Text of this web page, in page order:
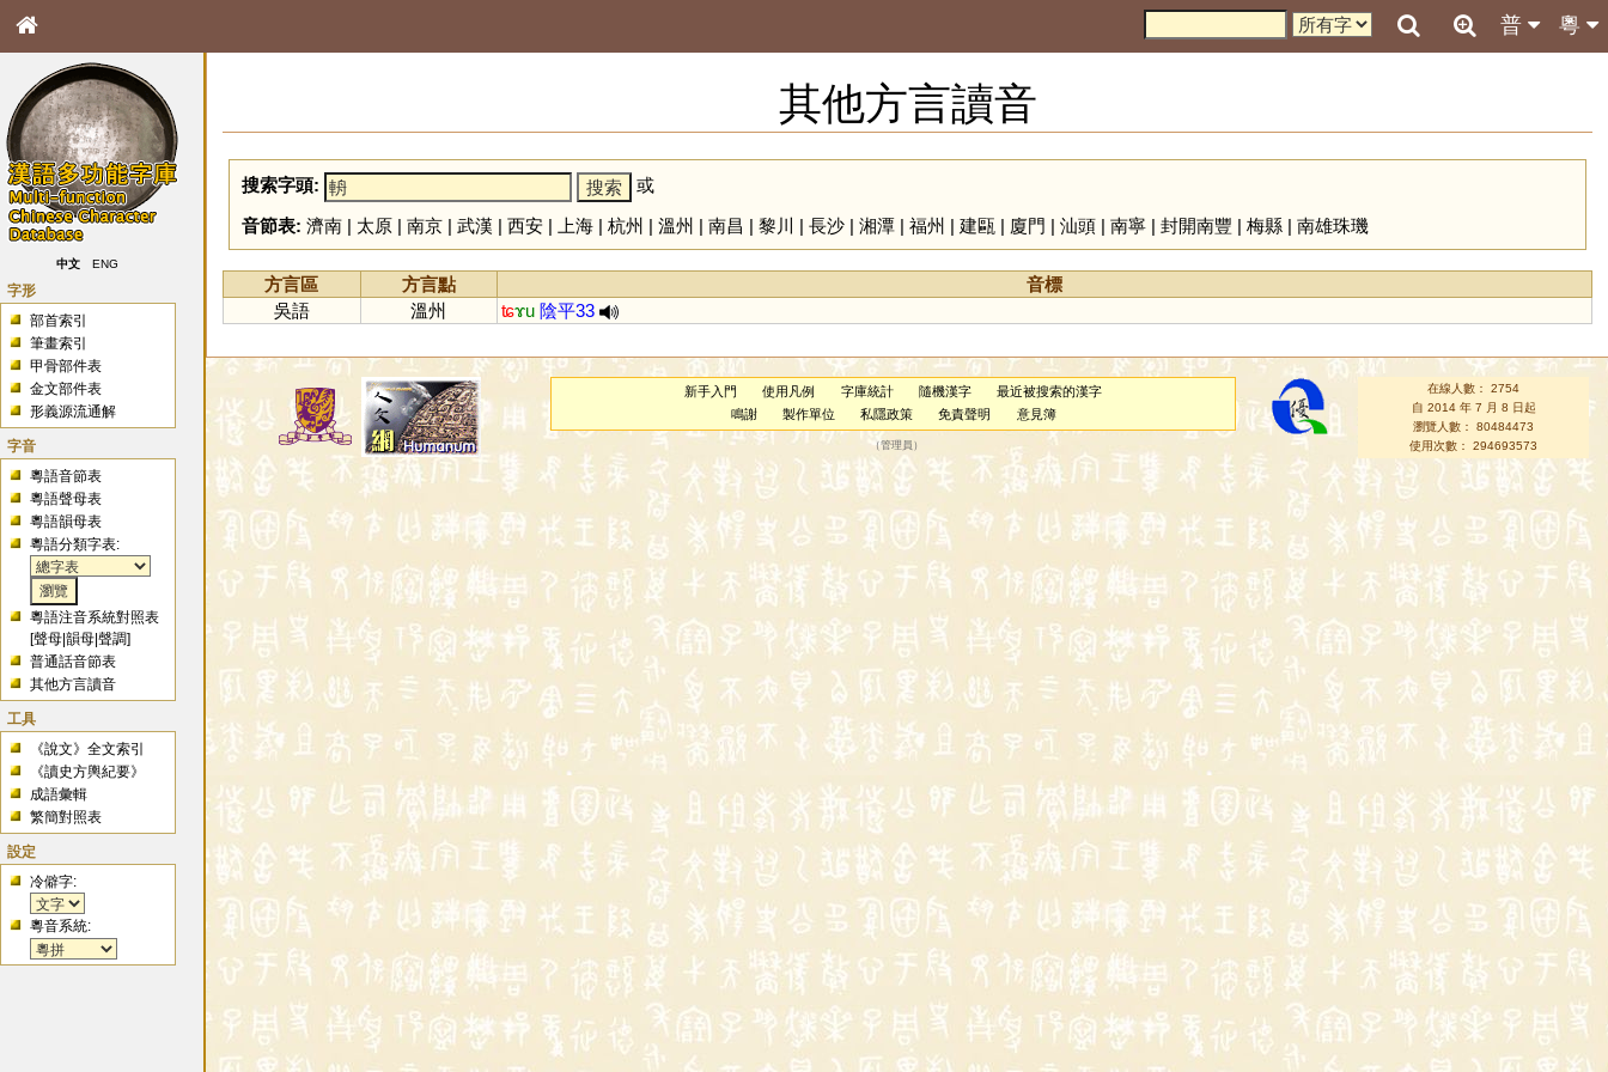
粵
普
中文 ENG
字形
部首索引
筆畫索引
甲骨部件表
金文部件表
形義源流通解
字音
粵語音節表
粵語聲母表
粵語韻母表
粵語分類字表:
粵語注音系統對照表
[聲母 |韻母 |聲調]
普通話音節表
其他方言讀音
工具
《說文》全文索引
《讀史方輿紀要》
成語彙輯
繁簡對照表
設定
冷僻字:
粵音系統:
其他方言讀音
搜索字頭:
或
音節表: 濟南| 太原| 南京| 武漢 | 西安| 上海| 杭州 | 溫州 | 南昌 | 黎川 | 長沙| 湘潭| 福州 | 建甌 | 廈門 | 汕頭| 南寧| 封開南豐 | 梅縣| 南雄珠璣
方言區 方言點
音標
吳語
溫州 ʨɤu 陰平33
新手入門 使用凡例 字庫統計 隨機漢字
最近被搜索的漢字
鳴謝
製作單位 私隱政策 免責聲明 意見簿
（管理員 ）
在線人數： 2754
自 2014 年 7 月 8 日起
瀏覽人數： 80484473
使用次數： 294693573